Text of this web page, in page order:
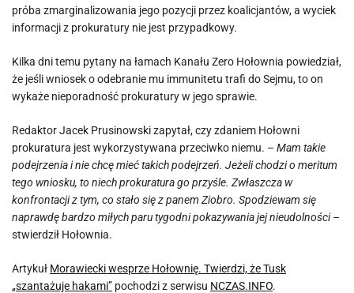
próba zmarginalizowania jego pozycji przez koalicjantów, a wyciek
informacji z prokuratury nie jest przypadkowy.
Kilka dni temu pytany na łamach Kanału Zero Hołownia powiedział,
że jeśli wniosek o odebranie mu immunitetu trafi do Sejmu, to on
wykaże nieporadność prokuratury w jego sprawie.
Redaktor Jacek Prusinowski zapytał, czy zdaniem Hołowni
prokuratura jest wykorzystywana przeciwko niemu. – Mam takie
podejrzenia i nie chcę mieć takich podejrzeń. Jeżeli chodzi o meritum
tego wniosku, to niech prokuratura go przyśle. Zwłaszcza w
konfrontacji z tym, co stało się z panem Ziobro. Spodziewam się
naprawdę bardzo miłych paru tygodni pokazywania jej nieudolności–
stwierdził Hołownia.
Artykuł Morawiecki wesprze Hołownię. Twierdzi, że Tusk
„szantażuje hakami” pochodzi z serwisu NCZAS.INFO.